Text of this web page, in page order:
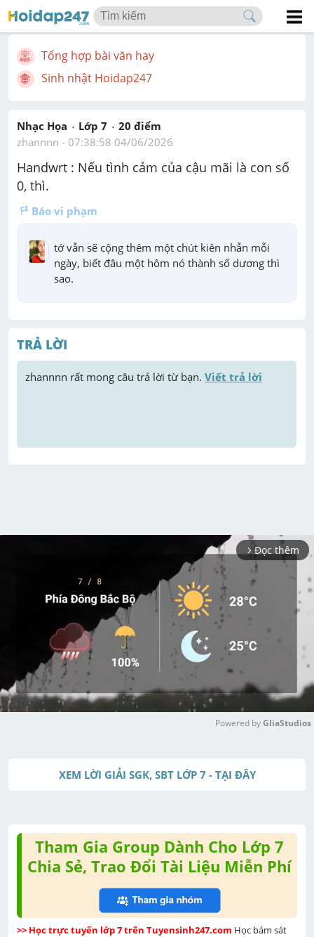
Tổng hợp bài văn hay
Sinh nhật Hoidap247
Nhạc Họa Lớp 7 20 điểm
zhannnn - 07:38:58 04/06/2026
Handwrt : Nếu tình cảm của cậu mãi là con số
0, thì.
Báo vi phạm
tớ vẫn sẽ cộng thêm một chút kiên nhẫn mỗi
ngày, biết đâu một hôm nó thành số dương thì
sao.
TRẢ LỜI
zhannnn rất mong câu trả lời từ bạn. Viết trả lời
arrow_forward_ios Đọc thêm
Powered by GliaStudios
XEM LỜI GIẢI SGK, SBT LỚP 7 - TẠI ĐÂY
Tham Gia Group Dành Cho Lớp 7
Chia Sẻ, Trao Đổi Tài Liệu Miễn Phí
>> Học trực tuyến lớp 7 trên Tuyensinh247.com Học bám sát